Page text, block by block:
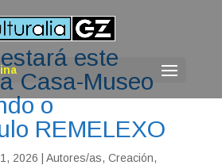
este
Casa-Museo
o
REMELEXO
2026 Autores/as, Creación,